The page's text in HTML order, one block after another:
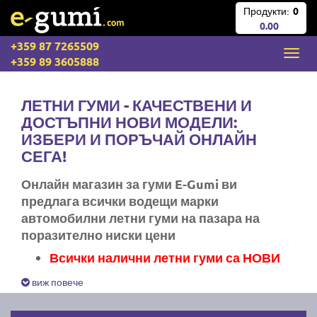
Продукти: 0
0.00
+359 87 7265509
+359 89 3605888
ЛЕТНИ ГУМИ - КАЧЕСТВЕНИ И
ДОСТЪПНИ НОВИ МОДЕЛИ:
ИЗБЕРИ И ПОРЪЧАЙ ОНЛАЙН
СЕГА!
Онлайн магазин за гуми E-Gumi ви
предлага всички водещи марки
автомобилни летни гуми на пазара на
поразително ниски цени
Всички налични летни гуми са НОВИ
Експресна доставка за цяла България
Ние не изпращаме стари гуми
виж повече